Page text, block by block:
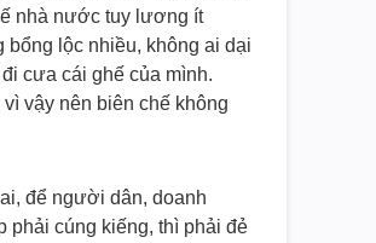
nhà nước tuy lương ít
bổng lộc nhiều, không ai dại
cưa cái ghế của mình.
vậy nên biên chế không
để người dân, doanh
phải cúng kiếng, thì phải đẻ